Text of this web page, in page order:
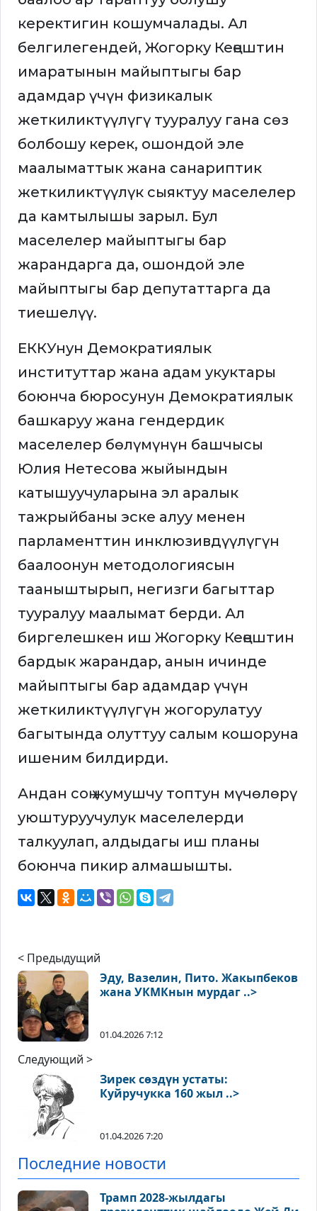
керектигин кошумчалады. Ал
белгилегендей, Жогорку Кеңештин
имаратынын майыптыгы бар
адамдар үчүн физикалык
жеткиликтүүлүгү тууралуу гана сөз
болбошу керек, ошондой эле
маалыматтык жана санариптик
жеткиликтүүлүк сыяктуу маселелер
да камтылышы зарыл. Бул
маселелер майыптыгы бар
жарандарга да, ошондой эле
майыптыгы бар депутаттарга да
тиешелүү.
ЕККУнун Демократиялык
институттар жана адам укуктары
боюнча бюросунун Демократиялык
башкаруу жана гендердик
маселелер бөлүмүнүн башчысы
Юлия Нетесова жыйындын
катышуучуларына эл аралык
тажрыйбаны эске алуу менен
парламенттин инклюзивдүүлүгүн
баалоонун методологиясын
тааныштырып, негизги багыттар
тууралуу маалымат берди. Ал
биргелешкен иш Жогорку Кеңештин
бардык жарандар, анын ичинде
майыптыгы бар адамдар үчүн
жеткиликтүүлүгүн жогорулатуу
багытында олуттуу салым кошоруна
ишеним билдирди.
Андан соң жумушчу топтун мүчөлөрү
уюштуруучулук маселелерди
талкуулап, алдыдагы иш планы
боюнча пикир алмашышты.
< Предыдущий
Эду, Вазелин, Пито. Жакыпбеков
жана УКМКнын мурдаг ..>
01.04.2026 7:12
Следующий >
Зирек сөздүн устаты:
Куйручукка 160 жыл ..>
01.04.2026 7:20
Последние новости
Трамп 2028-жылдагы